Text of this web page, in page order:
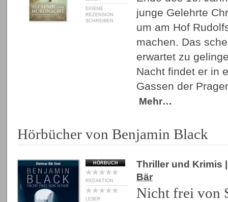
EIGENE
REZENSION
SCHREIBEN
junge Gelehrte
um am Hof
machen. Das
erwartet zu
Nacht findet er in
Gassen der
Mehr…
Hörbücher von Benjamin Black
HÖRBUCH
REDAKTION
LESER
Thriller und Krimis
Bär
Nicht frei von